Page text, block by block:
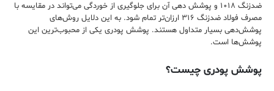
ضدزنگ ۱۰۱۸ و پوشش دهی آن برای جلوگیری از خوردگی می‌تواند در مقایسه با
مصرف فولاد ضدزنگ ۳۱۶ ارزان‌تر تمام شود. به این دلایل روش‌های
پوشش‌دهی بسیار متداول هستند. پوشش‌ پودری یکی از محبوب‌ترین این
پوشش‌ها است.
پوشش پودری چیست؟